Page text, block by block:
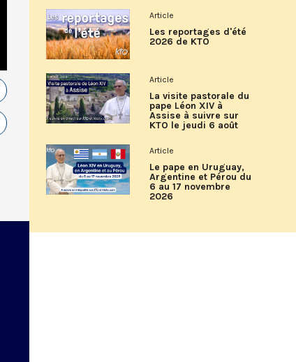
Article
Les reportages d'été
2026 de KTO
Article
La visite pastorale du
pape Léon XIV à
Assise à suivre sur
KTO le jeudi 6 août
Article
Le pape en Uruguay,
Argentine et Pérou du
6 au 17 novembre
2026